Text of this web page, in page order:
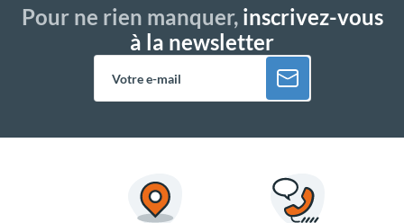
Pour ne rien manquer,inscrivez-vous
à la newsletter